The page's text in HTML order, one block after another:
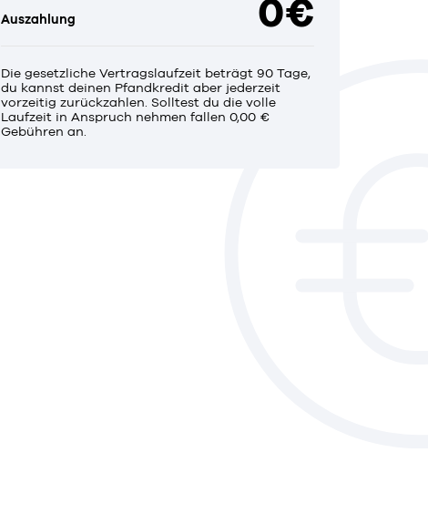
Auszahlung 0€
Die gesetzliche Vertragslaufzeit beträgt 90 Tage,
du kannst deinen Pfandkredit aber jederzeit
vorzeitig zurückzahlen. Solltest du die volle
Laufzeit in Anspruch nehmen fallen 0,00 €
Gebühren an.